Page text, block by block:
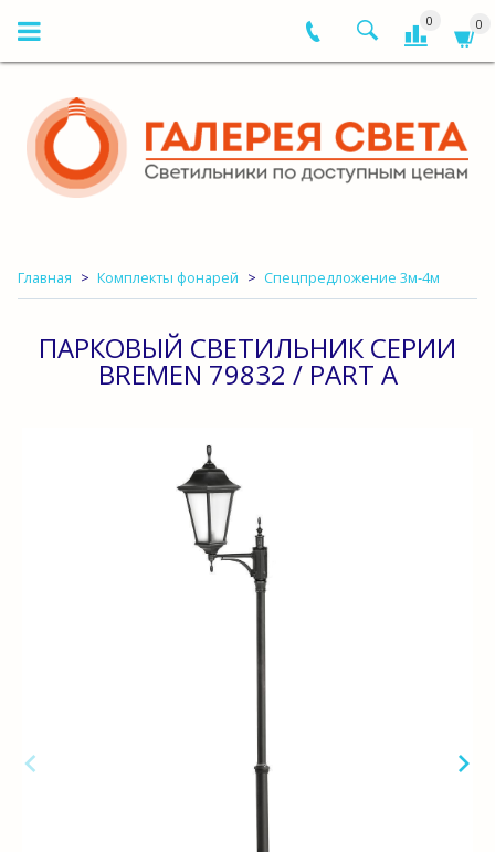
0 0
Главная Комплекты фонарей Спецпредложение 3м-4м
ПАРКОВЫЙ СВЕТИЛЬНИК СЕРИИ
BREMEN 79832 / PART A